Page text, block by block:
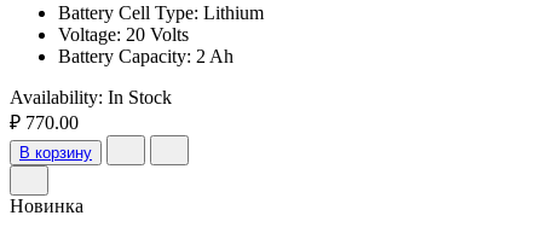
Battery Cell Type: Lithium
Voltage: 20 Volts
Battery Capacity: 2 Ah
Availability: In Stock
₽ 770.00
В корзину
Новинка